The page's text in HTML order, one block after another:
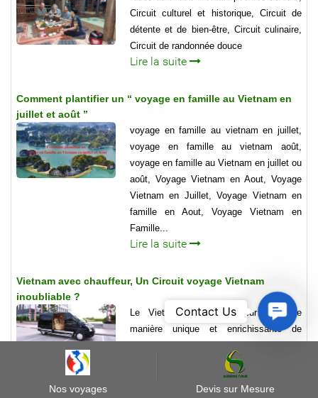
Circuit culturel et historique, Circuit de
détente et de bien-être, Circuit culinaire,
Circuit de randonnée douce
Lire la suite
Comment plantifier un “ voyage en famille au Vietnam en
juillet et août ”
voyage en famille au vietnam en juillet,
voyage en famille au vietnam août,
voyage en famille au Vietnam en juillet ou
août, Voyage Vietnam en Aout, Voyage
Vietnam en Juillet, Voyage Vietnam en
famille en Aout, Voyage Vietnam en
Famille...
Lire la suite
Vietnam avec chauffeur, Un Circuit voyage Vietnam
inoubliable ?
Le Vietnam avec chauffeur est une
manière unique et enrichissante de
au Vietnam offre un mélange d'histoire,
Nos voyages Devis sur Mesure
Contact
Contact Us